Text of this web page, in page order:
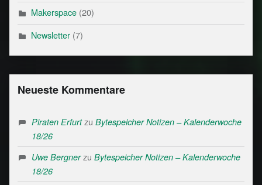
Makerspace(20)
Newsletter(7)
Neueste Kommentare
Piraten Erfurtzu Bytespeicher Notizen – Kalenderwoche
18/26
Uwe Bergnerzu Bytespeicher Notizen – Kalenderwoche
18/26